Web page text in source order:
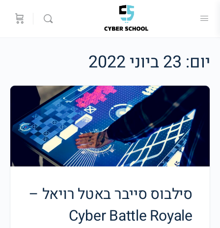
יום: 23 ביוני 2022
סילבוס סייבר באטל רויאל –
Cyber Battle Royale